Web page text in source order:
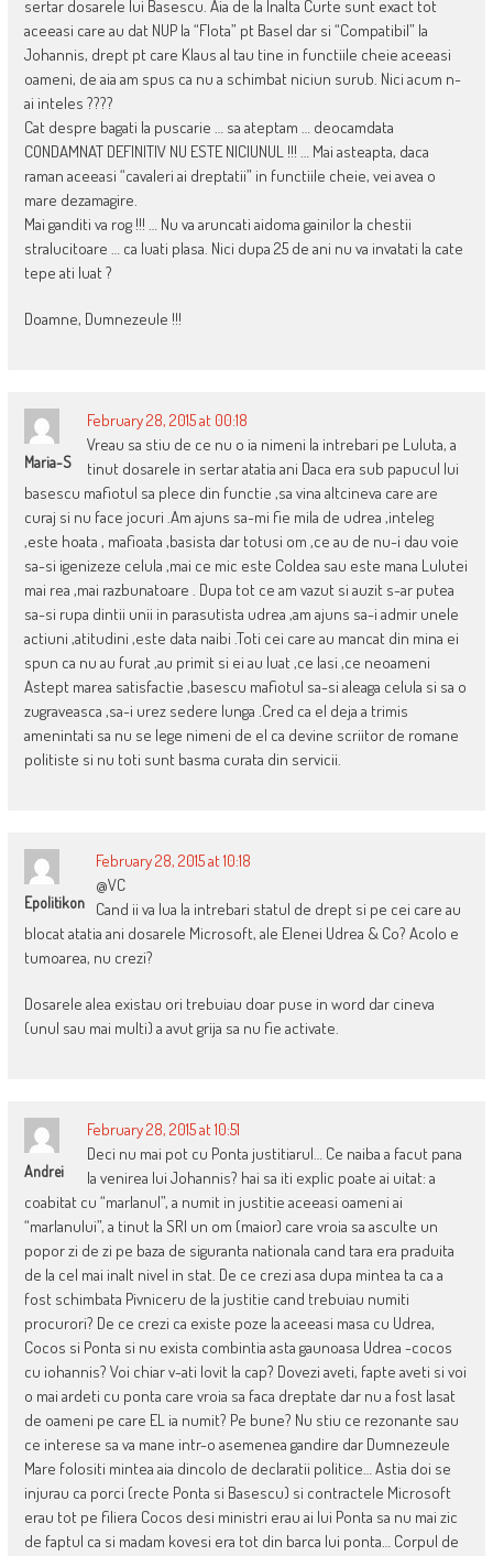
sertar dosarele lui Basescu. Aia de la Inalta Curte sunt exact tot
aceeasi care au dat NUP la “Flota” pt Basel dar si “Compatibil” la
Johannis, drept pt care Klaus al tau tine in functiile cheie aceeasi
oameni, de aia am spus ca nu a schimbat niciun surub. Nici acum n-
ai inteles ????
Cat despre bagati la puscarie … sa ateptam … deocamdata
CONDAMNAT DEFINITIV NU ESTE NICIUNUL !!! … Mai asteapta, daca
raman aceeasi “cavaleri ai dreptatii” in functiile cheie, vei avea o
mare dezamagire.
Mai ganditi va rog !!! … Nu va aruncati aidoma gainilor la chestii
stralucitoare … ca luati plasa. Nici dupa 25 de ani nu va invatati la cate
tepe ati luat ?
Doamne, Dumnezeule !!!
Maria-S
February 28, 2015 at 00:18
Vreau sa stiu de ce nu o ia nimeni la intrebari pe Luluta, a
tinut dosarele in sertar atatia ani Daca era sub papucul lui
basescu mafiotul sa plece din functie ,sa vina altcineva care are
curaj si nu face jocuri .Am ajuns sa-mi fie mila de udrea ,inteleg
,este hoata , mafioata ,basista dar totusi om ,ce au de nu-i dau voie
sa-si igenizeze celula ,mai ce mic este Coldea sau este mana Lulutei
mai rea ,mai razbunatoare . Dupa tot ce am vazut si auzit s-ar putea
sa-si rupa dintii unii in parasutista udrea ,am ajuns sa-i admir unele
actiuni ,atitudini ,este data naibi .Toti cei care au mancat din mina ei
spun ca nu au furat ,au primit si ei au luat ,ce lasi ,ce neoameni
Astept marea satisfactie ,basescu mafiotul sa-si aleaga celula si sa o
zugraveasca ,sa-i urez sedere lunga .Cred ca el deja a trimis
amenintati sa nu se lege nimeni de el ca devine scriitor de romane
politiste si nu toti sunt basma curata din servicii.
Epolitikon
February 28, 2015 at 10:18
@VC
Cand ii va lua la intrebari statul de drept si pe cei care au
blocat atatia ani dosarele Microsoft, ale Elenei Udrea & Co? Acolo e
tumoarea, nu crezi?
Dosarele alea existau ori trebuiau doar puse in word dar cineva
(unul sau mai multi) a avut grija sa nu fie activate.
Andrei
February 28, 2015 at 10:51
Deci nu mai pot cu Ponta justitiarul… Ce naiba a facut pana
la venirea lui Johannis? hai sa iti explic poate ai uitat: a
coabitat cu “marlanul”, a numit in justitie aceeasi oameni ai
“marlanului”, a tinut la SRI un om (maior) care vroia sa asculte un
popor zi de zi pe baza de siguranta nationala cand tara era praduita
de la cel mai inalt nivel in stat. De ce crezi asa dupa mintea ta ca a
fost schimbata Pivniceru de la justitie cand trebuiau numiti
procurori? De ce crezi ca existe poze la aceeasi masa cu Udrea,
Cocos si Ponta si nu exista combintia asta gaunoasa Udrea -cocos
cu iohannis? Voi chiar v-ati lovit la cap? Dovezi aveti, fapte aveti si voi
o mai ardeti cu ponta care vroia sa faca dreptate dar nu a fost lasat
de oameni pe care EL ia numit? Pe bune? Nu stiu ce rezonante sau
ce interese sa va mane intr-o asemenea gandire dar Dumnezeule
Mare folositi mintea aia dincolo de declaratii politice… Astia doi se
injurau ca porci (recte Ponta si Basescu) si contractele Microsoft
erau tot pe filiera Cocos desi ministri erau ai lui Ponta sa nu mai zic
de faptul ca si madam kovesi era tot din barca lui ponta… Corpul de